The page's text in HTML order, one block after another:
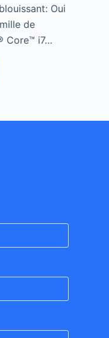
Oui
de
Core™ i7…